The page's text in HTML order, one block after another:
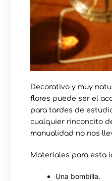
Decorativo y muy
flores puede ser el
para tardes de
cualquier rinconcito
manualidad no nos
Materiales para esta
Una bombilla.